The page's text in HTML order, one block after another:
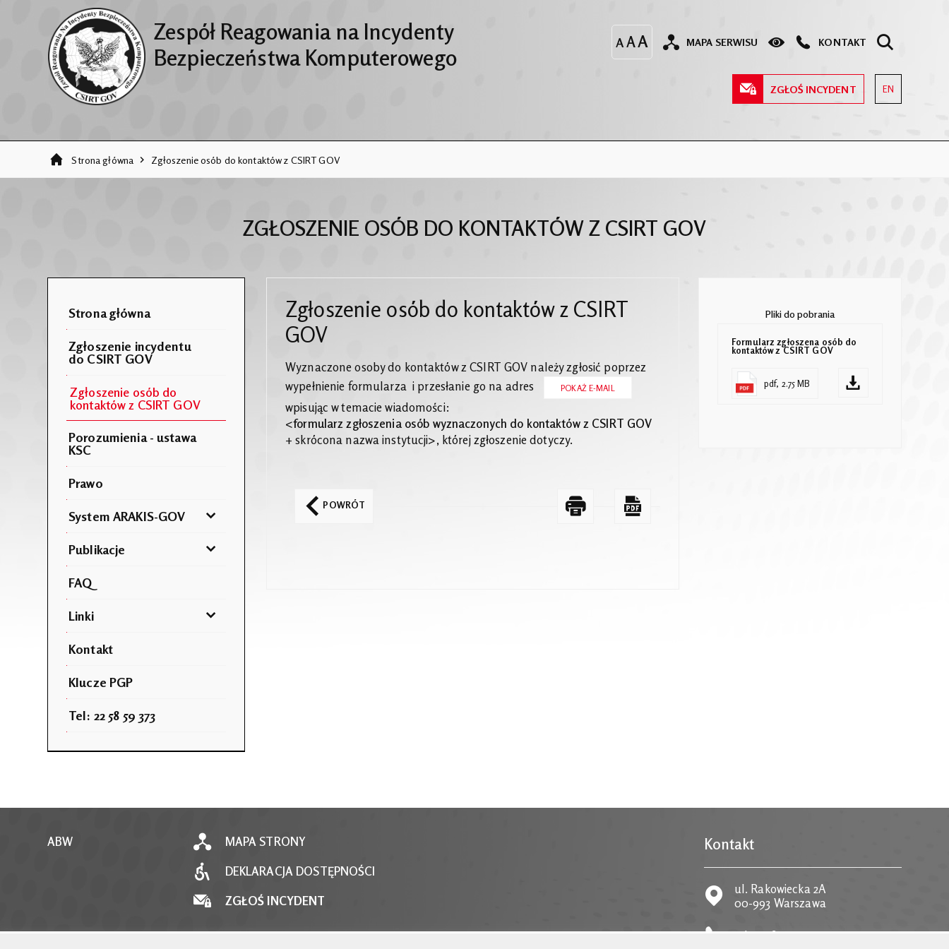
Zespół Reagowania na Incydenty
Bezpieczeństwa Komputerowego
MAPA SERWISU KONTAKT
ZGŁOŚ INCYDENT EN
Strona główna Zgłoszenie osób do kontaktów z CSIRT GOV
ZGŁOSZENIE OSÓB DO KONTAKTÓW Z CSIRT GOV
Strona główna
Zgłoszenie incydentu
do CSIRT GOV
Zgłoszenie osób do
kontaktów z CSIRT GOV
Porozumienia - ustawa
KSC
Prawo
System ARAKIS-GOV
Publikacje
FAQ
Linki
Kontakt
Klucze PGP
Tel: 22 58 59 373
Zgłoszenie osób do kontaktów z CSIRT
GOV
Wyznaczone osoby do kontaktów z CSIRT GOV należy zgłosić poprzez
wypełnienie formularza i przesłanie go na adres
POKAŻ E-MAIL
wpisując w temacie wiadomości:
<formularz zgłoszenia osób wyznaczonych do kontaktów z CSIRT GOV
+ skrócona nazwa instytucji>, której zgłoszenie dotyczy.
POWRÓT
Pliki do pobrania
Formularz zgłoszena osób do
kontaktów z CSIRT GOV
pdf, 2.75 MB
ABW MAPA STRONY
DEKLARACJA DOSTĘPNOŚCI
ZGŁOŚ INCYDENT
Kontakt
ul. Rakowiecka 2A
00-993 Warszawa
tel.22 58 59 373